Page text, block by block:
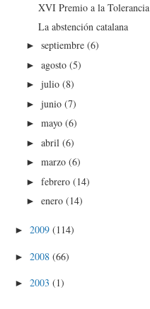
XVI Premio a la Tolerancia
La abstención catalana
►septiembre(6)
►agosto(5)
►julio(8)
►junio(7)
►mayo(6)
►abril(6)
►marzo(6)
►febrero(14)
►enero(14)
► 2009 (114)
► 2008 (66)
► 2003 (1)